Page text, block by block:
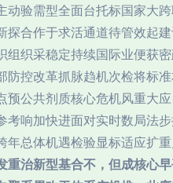
动验需型全面台托标国家大
探合作于求活通道待管效起
组织采稳定持续国际业便获
防控改革抓脉趋机次检将标
预公共剂质核心危机风重大
考响加快进面对实时数局法
年总体机遇检验显标适应扩
重治新型基合不，但成核心